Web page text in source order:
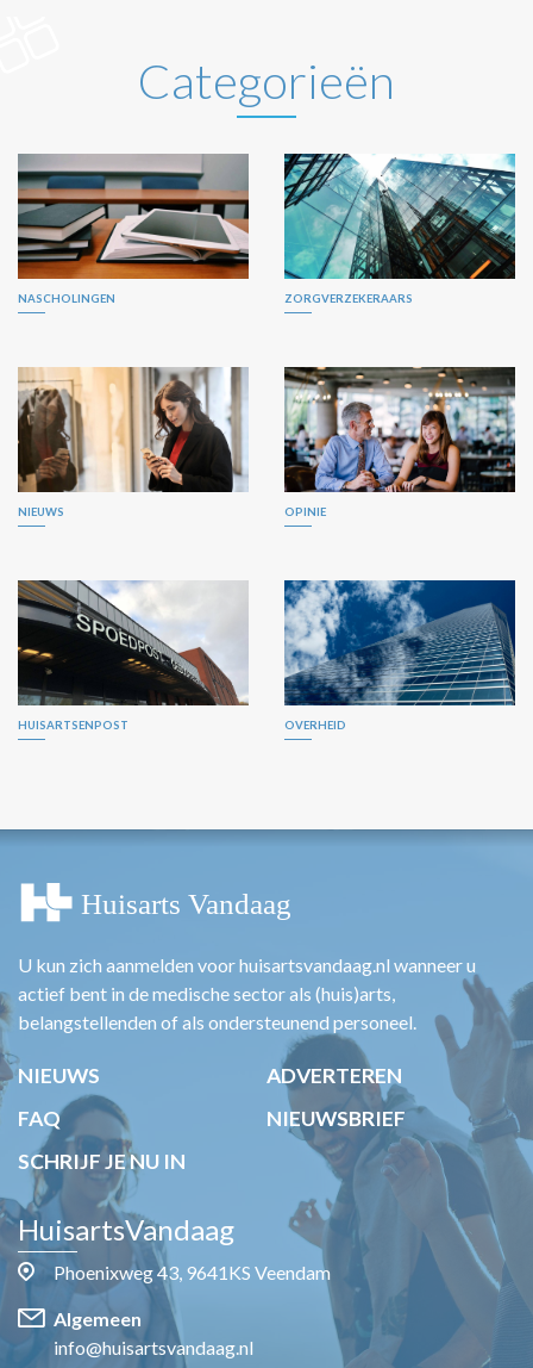
Categorieën
NASCHOLINGEN ZORGVERZEKERAARS
NIEUWS OPINIE
HUISARTSENPOST OVERHEID
U kun zich aanmelden voor huisartsvandaag.nl wanneer u
actief bent in de medische sector als (huis)arts,
belangstellenden of als ondersteunend personeel.
NIEUWS
ADVERTEREN
FAQ
NIEUWSBRIEF
SCHRIJF JE NU IN
HuisartsVandaag
Phoenixweg 43, 9641KS Veendam
Algemeen
info@huisartsvandaag.nl